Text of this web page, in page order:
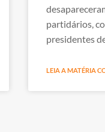
partidários,
presidentes
LEIA A MATÉRIA